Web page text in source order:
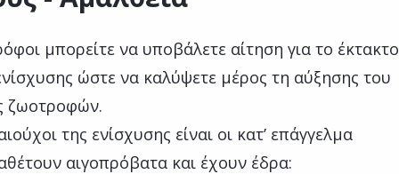
μπορείτε να υποβάλετε αίτηση για το έκτακτο
ώστε να καλύψετε μέρος τη αύξησης του
ζωοτροφών.
της ενίσχυσης είναι οι κατ’ επάγγελμα
αιγοπρόβατα και έχουν έδρα: